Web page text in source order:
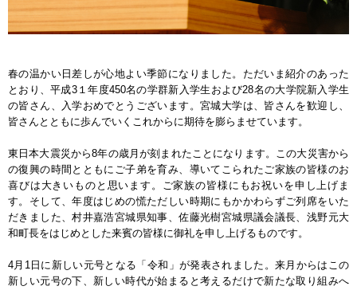
春の温かい日差しが心地よい季節になりました。ただいま紹介のあった
とおり、平成3１年度450名の学群新入学生および28名の大学院新入学生
の皆さん、入学おめでとうございます。宮城大学は、皆さんを歓迎し、
皆さんとともに歩んでいくこれからに期待を膨らませています。
東日本大震災から8年の歳月が刻まれたことになります。この大災害から
の復興の時間とともにご子弟を育み、導いてこられたご家族の皆様のお
喜びは大きいものと思います。ご家族の皆様にもお祝いを申し上げま
す。そして、年度はじめの慌ただしい時期にもかかわらずご列席をいた
だきました、村井嘉浩宮城県知事、佐藤光樹宮城県議会議長、浅野元大
和町長をはじめとした来賓の皆様に御礼を申し上げるものです。
4月1日に新しい元号となる「令和」が発表されました。来月からはこの
新しい元号の下、新しい時代が始まると考えるだけで新たな取り組みへ